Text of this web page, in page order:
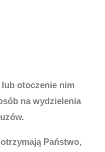
lub otoczenie nim
na wydzielenia
Państwo,